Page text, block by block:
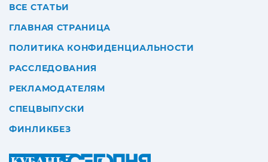
ВСЕ СТАТЬИ
ГЛАВНАЯ СТРАНИЦА
ПОЛИТИКА КОНФИДЕНЦИАЛЬНОСТИ
РАССЛЕДОВАНИЯ
РЕКЛАМОДАТЕЛЯМ
СПЕЦВЫПУСКИ
ФИНЛИКБЕЗ